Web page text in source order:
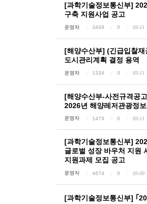
[과학기술정보통신부]
구축 지원사업 공고
운영자 3448 0 03-11
[해양수산부] (긴급입찰재
도시관리계획 결정 용역
운영자 1334 0 03-11
[해양수산부-사전규격공
2026년 해양레저관광정
운영자 1479 0 03-11
[과학기술정보통신부]
글로벌 성장 바우처 지원
지원과제 모집 공고
운영자 4674 0 03-09
[과학기술정보통신부] ｢